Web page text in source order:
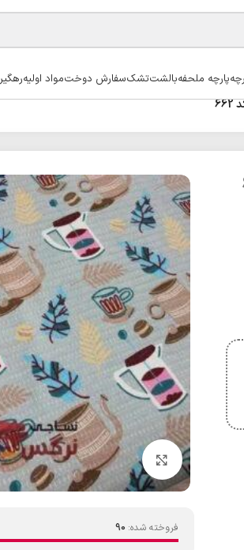
پارچه ملحفهبالشتتشکسفارش دوختمواد اولیه
بزرگنمایی تصویر
فروخته شده: 90